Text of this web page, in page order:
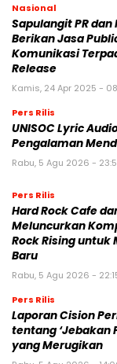
Nasional
Sapulangit PR
Berikan Jasa
Komunikasi
Release
Kamis, 24 Apr 2025 -
Pers Rilis
UNISOC Lyric
Pengalaman
Rabu, 5 Agu 2026 -
Pers Rilis
Hard Rock Cafe
Meluncurkan
Rock Rising untuk
Baru
Rabu, 5 Agu 2026 -
Pers Rilis
Laporan Cision
tentang ‘Jebakan
yang Merugikan